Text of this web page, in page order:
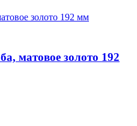
матовое золото 192